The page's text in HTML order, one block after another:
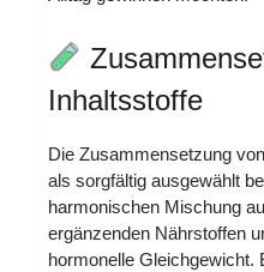
Inhaltsstoffe
Die Zusammensetzung
als sorgfältig ausgewählt
harmonischen Mischung
ergänzenden Nährstoffen
hormonelle Gleichgewicht.